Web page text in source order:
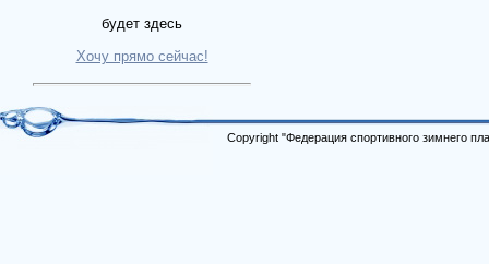
будет здесь
Хочу прямо сейчас!
Copyright "Федерация спортивного зимнего